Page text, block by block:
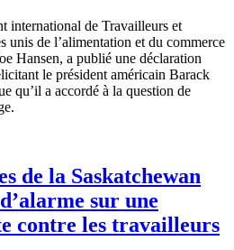
international de Travailleurs et
unis de l’alimentation et du commerce
Hansen, a publié une déclaration
le président américain Barack
qu’il a accordé à la question de
.
de la Saskatchewan
sur une
contre les travailleurs